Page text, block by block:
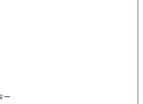
ー